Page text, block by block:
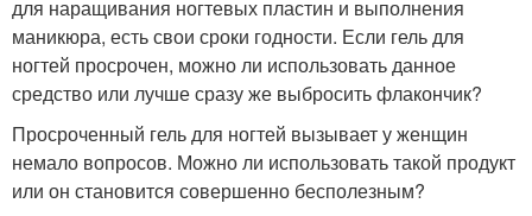
для наращивания ногтевых пластин и выполнения
маникюра, есть свои сроки годности. Если гель для
ногтей просрочен, можно ли использовать данное
средство или лучше сразу же выбросить флакончик?
Просроченный гель для ногтей вызывает у женщин
немало вопросов. Можно ли использовать такой продукт
или он становится совершенно бесполезным?